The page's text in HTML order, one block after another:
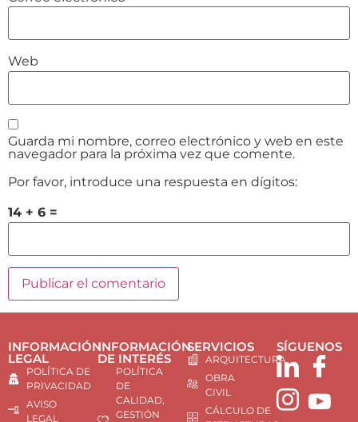
Web
Guarda mi nombre, correo electrónico y web en este
navegador para la próxima vez que comente.
Por favor, introduce una respuesta en dígitos:
14 + 6 =
INFORMACIÓN
LEGAL
POLÍTICA DE
PRIVACIDAD
AVISO
LEGAL
INFORMACIÓN
DE INTERÉS
POLÍTICA
DE
CALIDAD,
GESTIÓN
SERVICIOS
ARQUITECTURA
OBRA
CIVIL
CÁLCULO DE
SÍGUENOS